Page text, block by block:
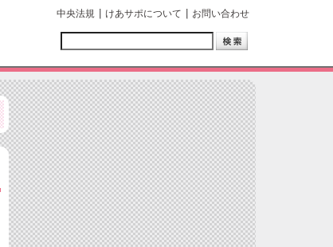
中央法規 けあサポについて お問い合わせ